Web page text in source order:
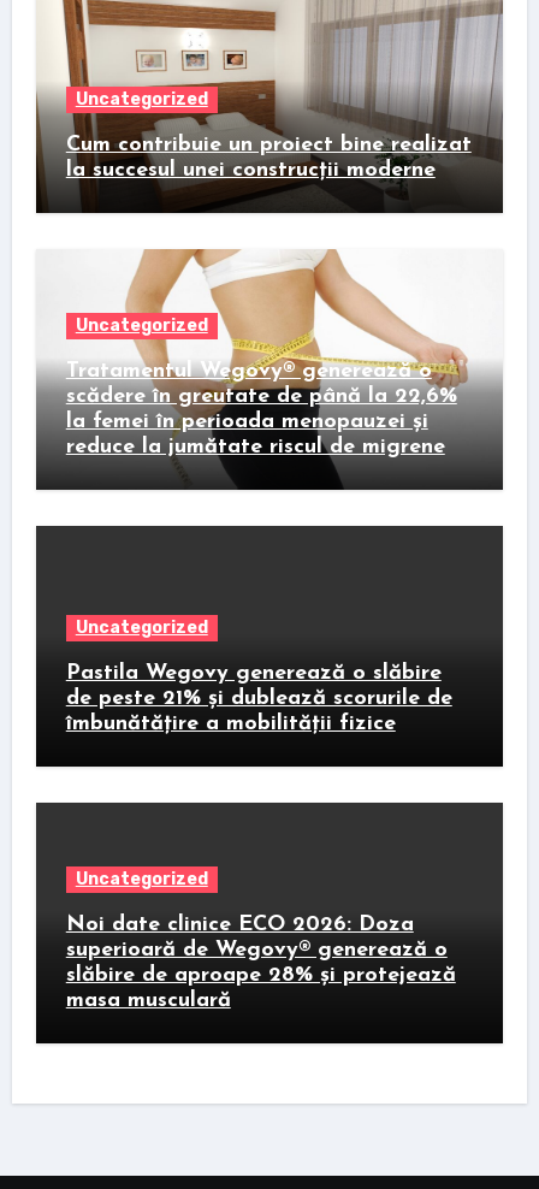
Uncategorized
Cum contribuie un proiect bine realizat
la succesul unei construcții moderne
Uncategorized
Tratamentul Wegovy® generează o
scădere în greutate de până la 22,6%
la femei în perioada menopauzei și
reduce la jumătate riscul de migrene
Uncategorized
Pastila Wegovy generează o slăbire
de peste 21% și dublează scorurile de
îmbunătățire a mobilității fizice
Uncategorized
Noi date clinice ECO 2026: Doza
superioară de Wegovy® generează o
slăbire de aproape 28% și protejează
masa musculară